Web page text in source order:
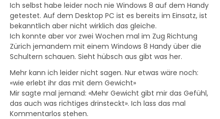
Ich selbst habe leider noch nie Windows 8 auf dem Handy
getestet. Auf dem Desktop PC ist es bereits im Einsatz, ist
bekanntlich aber nicht wirklich das gleiche.
Ich konnte aber vor zwei Wochen mal im Zug Richtung
Zürich jemandem mit einem Windows 8 Handy über die
Schultern schauen. Sieht hübsch aus gibt was her.
Mehr kann ich leider nicht sagen. Nur etwas wäre noch:
«wie erlebt ihr das mit dem Gewicht»
Mir sagte mal jemand: «Mehr Gewicht gibt mir das Gefühl,
das auch was richtiges drinsteckt». Ich lass das mal
Kommentarlos stehen.